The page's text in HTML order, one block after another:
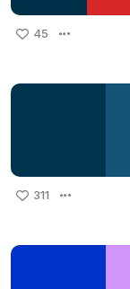
45
311